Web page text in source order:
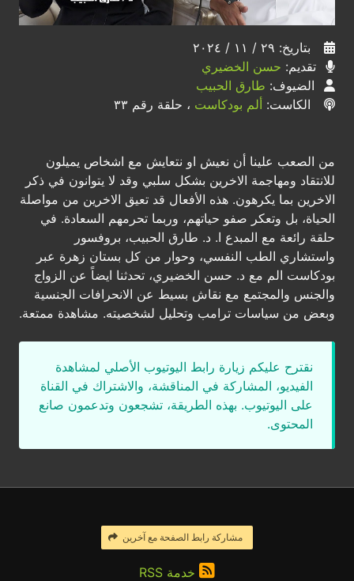
بتاريخ: ٢٩ / ١١ / ٢٠٢٤
تقديم: حسن الخضيري
الضيوف: طارق الحبيب
الكاست: ألم بودكاست ، حلقة رقم ٣٣
من الصعب علينا أن نعيش او نتعايش مع اشخاص يميلون
للانتقاد ومهاجمة الاخرين بشكل سلبي وقد لا يتوانون في ذكر
الاخرين بما يكرهون. هذه الأفعال قد تعيق الاخرين من مواصلة
الحياة، بل وتعكر صفو حياتهم، وربما تحرمهم السعادة. في
حلقة رائعة مع المبدع ا. د. طارق الحبيب، بروفسور
واستشاري الطب النفسي، وحوار من كل بستان زهرة عبر
بودكاست الم مع د. حسن الخضيري، تحدثنا ايضاً عن الزواج
والجنس والمجتمع مع نقاش بسيط عن الانحرافات الجنسية
وبعض من سياسات ترامب وتحليل لشخصيته. مشاهدة ممتعة.
نقترح عليكم زيارة رابط اليوتيوب الأصلي لمشاهدة
الفيديو، المشاركة في المناقشة، والاشتراك في القناة
على اليوتيوب. بهذه الطريقة، تشجعون وتدعمون صانع
المحتوى.
مشاركة رابط الصفحة مع آخرين
خدمة RSS